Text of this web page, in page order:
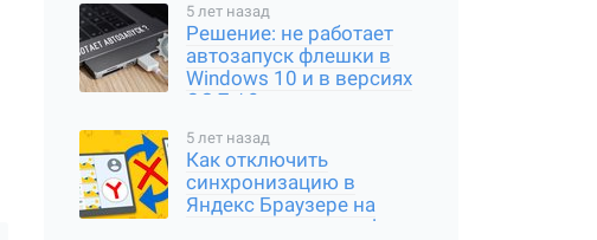
5 лет назад
Решение: не работает
автозапуск флешки в
Windows 10 и в версиях
ОС 7 / 8
5 лет назад
Как отключить
синхронизацию в
Яндекс Браузере на
компьютере и телефоне